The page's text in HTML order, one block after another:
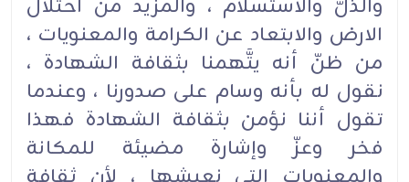
والذلّ والاستسلام ، والمزيد من احتلال
الارض والابتعاد عن الكرامة والمعنويات ،
من ظنّ أنه يتَّهمنا بثقافة الشهادة ،
نقول له بأنه وسام على صدورنا ، وعندما
تقول أننا نؤمن بثقافة الشهادة فهذا
فخر وعزّ وإشارة مضيئة للمكانة